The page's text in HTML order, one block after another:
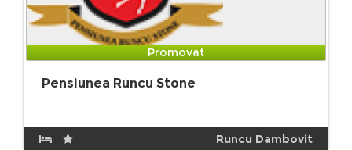
Promovat
Pensiunea Runcu Stone
Runcu Dambovit